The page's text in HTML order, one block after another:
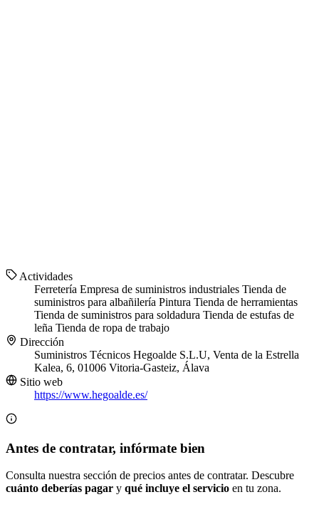
Actividades
Ferretería Empresa de suministros industriales Tienda de
suministros para albañilería Pintura Tienda de herramientas
Tienda de suministros para soldadura Tienda de estufas de
leña Tienda de ropa de trabajo
Dirección
Suministros Técnicos Hegoalde S.L.U, Venta de la Estrella
Kalea, 6, 01006 Vitoria-Gasteiz, Álava
Sitio web
https://www.hegoalde.es/
Antes de contratar, infórmate bien
Consulta nuestra sección de precios antes de contratar. Descubre
cuánto deberías pagar y qué incluye el servicio en tu zona.